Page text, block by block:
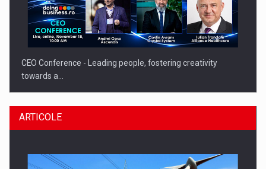
CEO Conference - Leading people, fostering creativity
towards a…
ARTICOLE